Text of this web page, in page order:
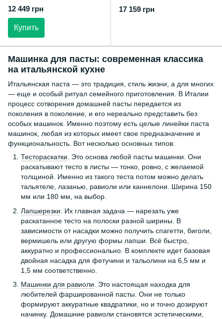
12 449 грн
Купить
17 159 грн
Машинка для пасты: современная классика
на итальянской кухне
Итальянская паста — это традиция, стиль жизни, а для многих
— еще и особый ритуал семейного приготовления. В Италии
процесс сотворения домашней пасты передается из
поколения в поколение, и его нереально представить без
особых машинок. Именно поэтому есть целые линейки паста
машинок, любая из которых имеет свое предназначение и
функциональность. Вот несколько основных типов:
Тестораскатки. Это основа любой пасты машинки. Они
раскатывают тесто в листы — тонко, ровно, с желаемой
толщиной. Именно из такого теста потом можно делать
тальятеле, лазанью, равиоли или каннелони. Ширина 150
мм или 180 мм, на выбор.
Лапшерезки . Их главная задача — нарезать уже
раскатанное тесто на полоски разной ширины. В
зависимости от насадки можно получить спагетти, биголи,
вермишель или другую формы лапши. Всё быстро,
аккуратно и профессионально. В комплекте идет базовая
двойная насадка для фетучини и тальолини на 6,5 мм и
1,5 мм соответственно.
Машинки для равиоли . Это настоящая находка для
любителей фаршированной пасты. Они не только
формируют аккуратные квадратики, но и точно дозируют
начинку. Домашние равиоли становятся эстетическими,